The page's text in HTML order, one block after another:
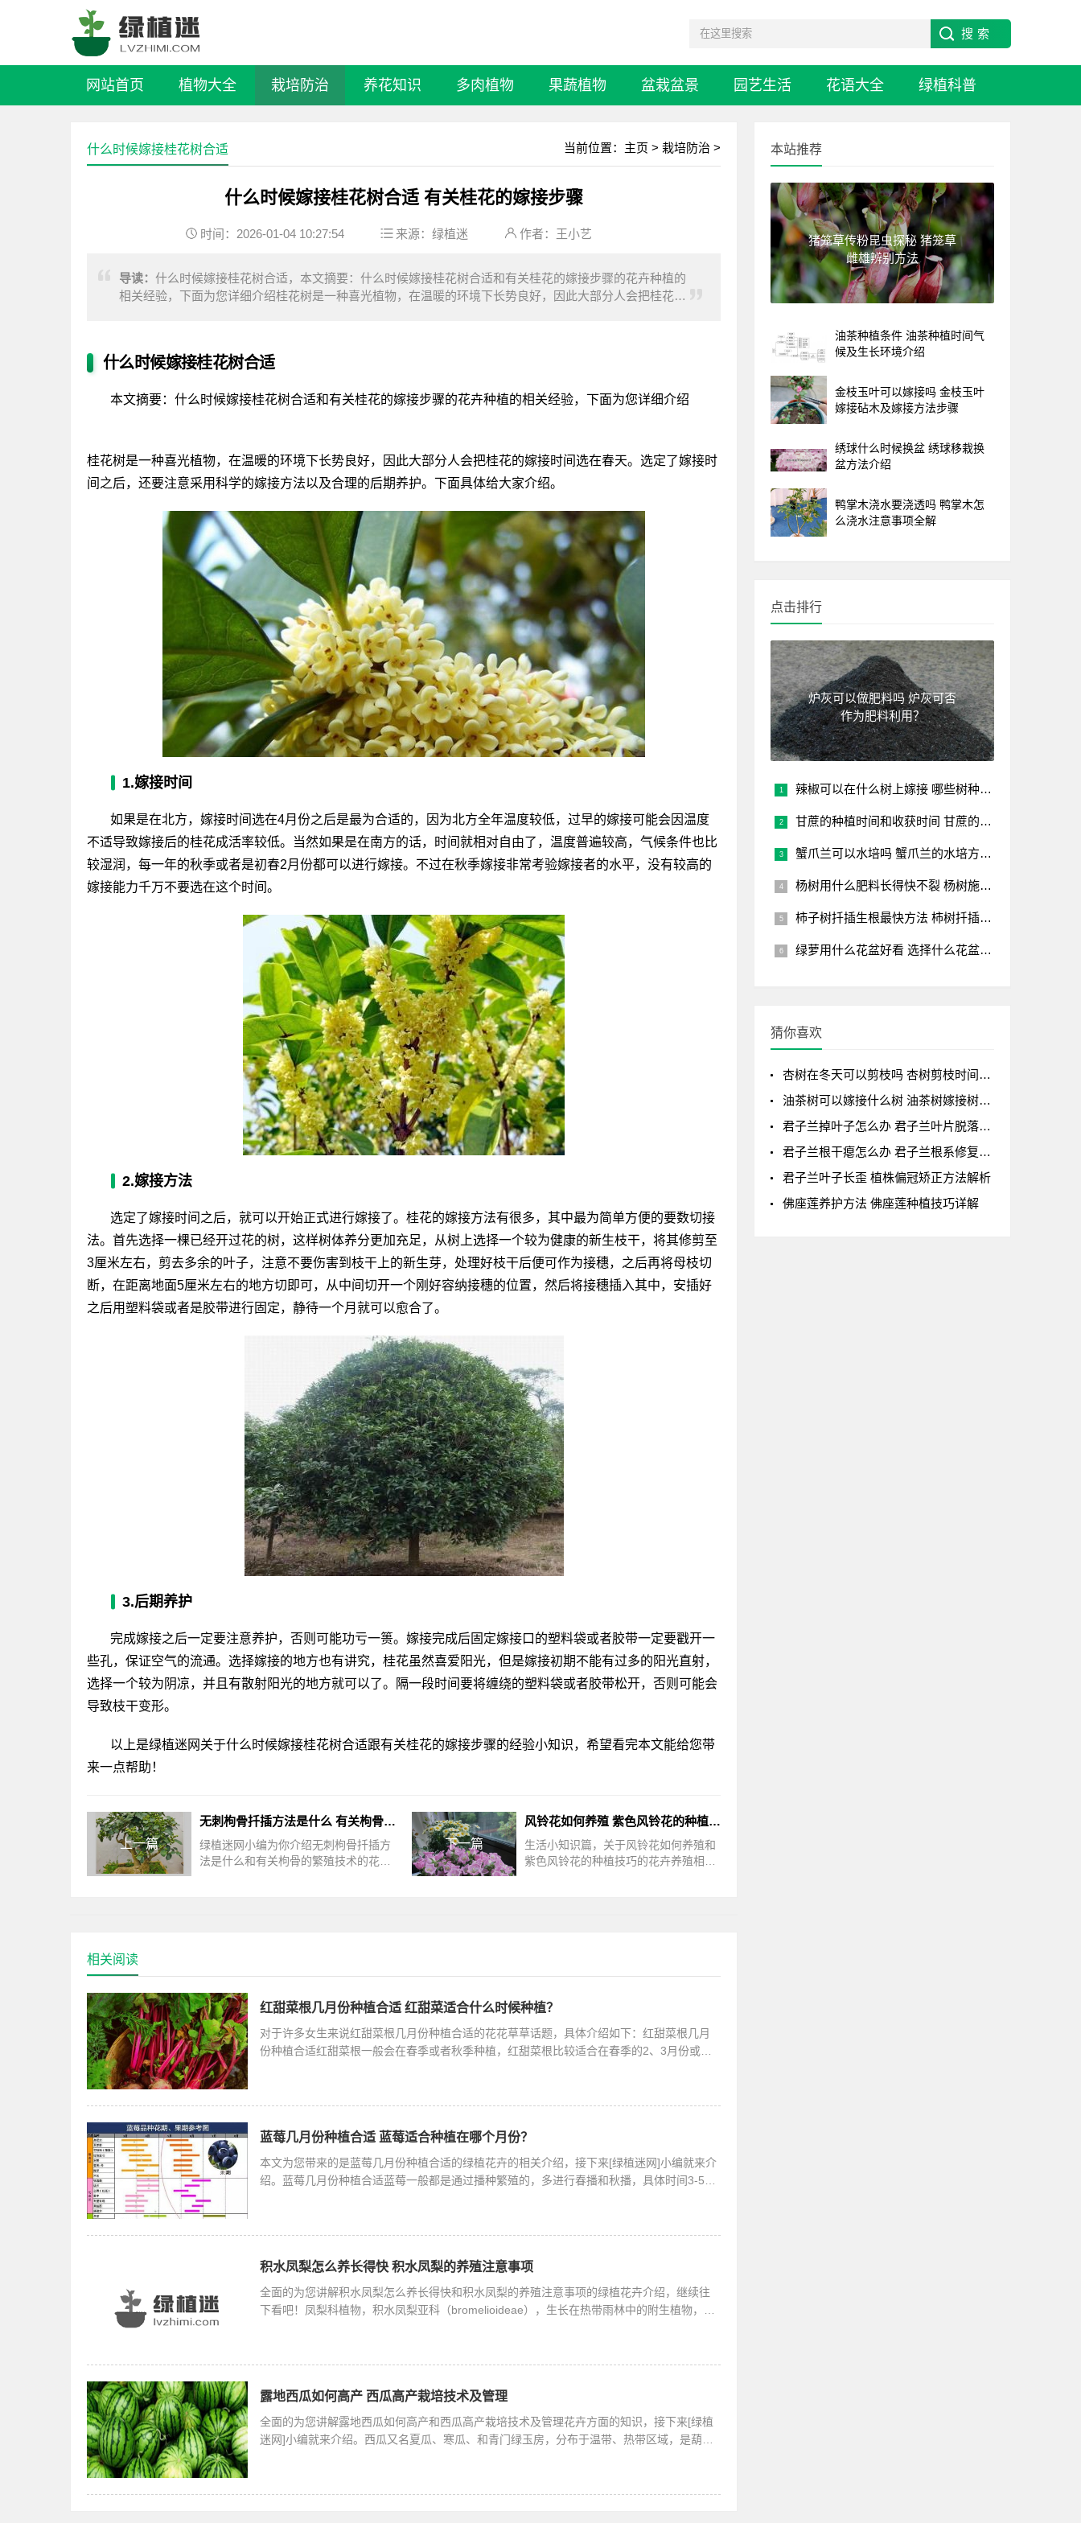
网站首页 植物大全 栽培防治 养花知识 多肉植物 果蔬植物 盆栽盆景 园艺生活 花语大全 绿植科普
当前位置： 主页 > 栽培防治 >
什么时候嫁接桂花树合适
什么时候嫁接桂花树合适 有关桂花的嫁接步骤
时间：2026-01-04 10:27:54 来源： 绿植迷 作者：王小艺
导读： 什么时候嫁接桂花树合适，本文摘要：什么时候嫁接桂花树合适和有关桂花的嫁接步骤的花卉种植的
相关经验，下面为您详细介绍桂花树是一种喜光植物，在温暖的环境下长势良好，因此大部分人会把桂花的
什么时候嫁接桂花树合适
本文摘要：什么时候嫁接桂花树合适和有关桂花的嫁接步骤的花卉种植的相关经验，下面为您详细介绍
桂花树是一种喜光植物，在温暖的环境下长势良好，因此大部分人会把桂花的嫁接时间选在春天。选定了嫁接时
间之后，还要注意采用科学的嫁接方法以及合理的后期养护。下面具体给大家介绍。
1.嫁接时间
如果是在北方，嫁接时间选在4月份之后是最为合适的，因为北方全年温度较低，过早的嫁接可能会因温度
不适导致嫁接后的桂花成活率较低。当然如果是在南方的话，时间就相对自由了，温度普遍较高，气候条件也比
较湿润，每一年的秋季或者是初春2月份都可以进行嫁接。不过在秋季嫁接非常考验嫁接者的水平，没有较高的
嫁接能力千万不要选在这个时间。
2.嫁接方法
选定了嫁接时间之后，就可以开始正式进行嫁接了。桂花的嫁接方法有很多，其中最为简单方便的要数切接
法。首先选择一棵已经开过花的树，这样树体养分更加充足，从树上选择一个较为健康的新生枝干，将其修剪至
3厘米左右，剪去多余的叶子，注意不要伤害到枝干上的新生芽，处理好枝干后便可作为接穗，之后再将母枝切
断，在距离地面5厘米左右的地方切即可，从中间切开一个刚好容纳接穗的位置，然后将接穗插入其中，安插好
之后用塑料袋或者是胶带进行固定，静待一个月就可以愈合了。
3.后期养护
完成嫁接之后一定要注意养护，否则可能功亏一篑。嫁接完成后固定嫁接口的塑料袋或者胶带一定要戳开一
些孔，保证空气的流通。选择嫁接的地方也有讲究，桂花虽然喜爱阳光，但是嫁接初期不能有过多的阳光直射，
选择一个较为阴凉，并且有散射阳光的地方就可以了。隔一段时间要将缠绕的塑料袋或者胶带松开，否则可能会
导致枝干变形。
以上是绿植迷网关于什么时候嫁接桂花树合适跟有关桂花的嫁接步骤的经验小知识，希望看完本文能给您带
来一点帮助！
上一篇
无刺枸骨扦插方法是什么 有关枸骨的繁殖技术
绿植迷网小编为你介绍无刺枸骨扦插方
法是什么和有关枸骨的繁殖技术的花卉
下一篇
风铃花如何养殖 紫色风铃花的种植技巧
生活小知识篇，关于风铃花如何养殖和
紫色风铃花的种植技巧的花卉养殖相关
相关阅读
红甜菜根几月份种植合适 红甜菜适合什么时候种植？
对于许多女生来说红甜菜根几月份种植合适的花花草草话题，具体介绍如下：红甜菜根几月
份种植合适红甜菜根一般会在春季或者秋季种植，红甜菜根比较适合在春季的2、3月份或夏
蓝莓几月份种植合适 蓝莓适合种植在哪个月份？
本文为您带来的是蓝莓几月份种植合适的绿植花卉的相关介绍，接下来[绿植迷网]小编就来介
绍。蓝莓几月份种植合适蓝莓一般都是通过播种繁殖的，多进行春播和秋播，具体时间3-5月
积水凤梨怎么养长得快 积水凤梨的养殖注意事项
全面的为您讲解积水凤梨怎么养长得快和积水凤梨的养殖注意事项的绿植花卉介绍，继续往
下看吧！凤梨科植物，积水凤梨亚科（bromelioideae），生长在热带雨林中的附生植物，属
露地西瓜如何高产 西瓜高产栽培技术及管理
全面的为您讲解露地西瓜如何高产和西瓜高产栽培技术及管理花卉方面的知识，接下来[绿植
迷网]小编就来介绍。西瓜又名夏瓜、寒瓜、和青门绿玉房，分布于温带、热带区域，是葫芦
本站推荐
猪笼草传粉昆虫探秘 猪笼草
雌雄辨别方法
油茶种植条件 油茶种植时间气
候及生长环境介绍
金枝玉叶可以嫁接吗 金枝玉叶
嫁接砧木及嫁接方法步骤
绣球什么时候换盆 绣球移栽换
盆方法介绍
鸭掌木浇水要浇透吗 鸭掌木怎
么浇水注意事项全解
点击排行
炉灰可以做肥料吗 炉灰可否
作为肥料利用？
辣椒可以在什么树上嫁接 哪些树种能嫁接辣椒？
甘蔗的种植时间和收获时间 甘蔗的种植和收割时机
蟹爪兰可以水培吗 蟹爪兰的水培方法讲解
杨树用什么肥料长得快不裂 杨树施肥注意事项
柿子树扦插生根最快方法 柿树扦插快速生根技巧
绿萝用什么花盆好看 选择什么花盆让绿萝更好看
猜你喜欢
杏树在冬天可以剪枝吗 杏树剪枝时间及剪枝方法
油茶树可以嫁接什么树 油茶树嫁接树种及嫁接方
君子兰掉叶子怎么办 君子兰叶片脱落全解析
君子兰根干瘪怎么办 君子兰根系修复技巧
君子兰叶子长歪 植株偏冠矫正方法解析
佛座莲养护方法 佛座莲种植技巧详解